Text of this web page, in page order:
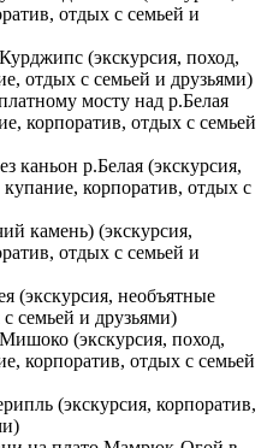
отдых с семьей и
(экскурсия, поход,
отдых с семьей и друзьями)
мосту над р.Белая
корпоратив, отдых с семьей
каньон р.Белая (экскурсия,
корпоратив, отдых с
камень) (экскурсия,
отдых с семьей и
(экскурсия, необъятные
семьей и друзьями)
(экскурсия, поход,
корпоратив, отдых с семьей
(экскурсия, корпоратив,